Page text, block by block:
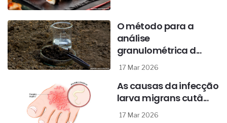
O método para a
análise
granulométrica d...
17 Mar 2026
As causas da infecção
larva migrans cutâ...
17 Mar 2026